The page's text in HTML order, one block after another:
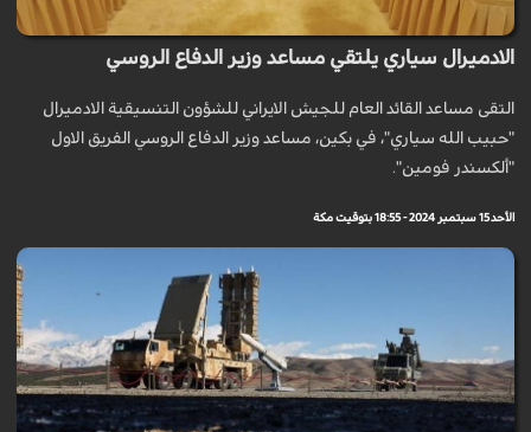
الادميرال سياري يلتقي مساعد وزير الدفاع الروسي
التقى مساعد القائد العام للجيش الايراني للشؤون التنسيقية الادميرال
"حبيب الله سياري"، في بكين، مساعد وزير الدفاع الروسي الفريق الاول
"ألكسندر فومين".
الأحد 15 سبتمبر 2024 - 18:55 بتوقيت مكة